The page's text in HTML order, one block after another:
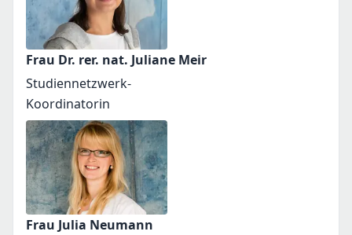
Frau Dr. rer. nat. Juliane Meir
Studiennetzwerk-
Koordinatorin
Frau Julia Neumann